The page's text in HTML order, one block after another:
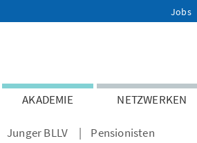
Jobs
AKADEMIE NETZWERKEN
Junger BLLV Pensionisten